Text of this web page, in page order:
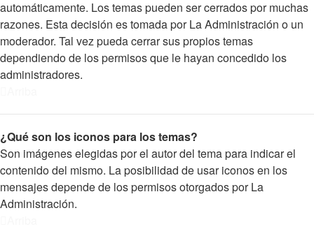
automáticamente. Los temas pueden ser cerrados por muchas
razones. Esta decisión es tomada por La Administración o un
moderador. Tal vez pueda cerrar sus propios temas
dependiendo de los permisos que le hayan concedido los
administradores.
¿Qué son los iconos para los temas?
Son imágenes elegidas por el autor del tema para indicar el
contenido del mismo. La posibilidad de usar iconos en los
mensajes depende de los permisos otorgados por La
Administración.